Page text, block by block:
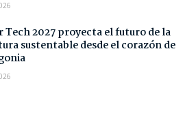
Tech 2027 proyecta el futuro de la
sustentable desde el corazón de